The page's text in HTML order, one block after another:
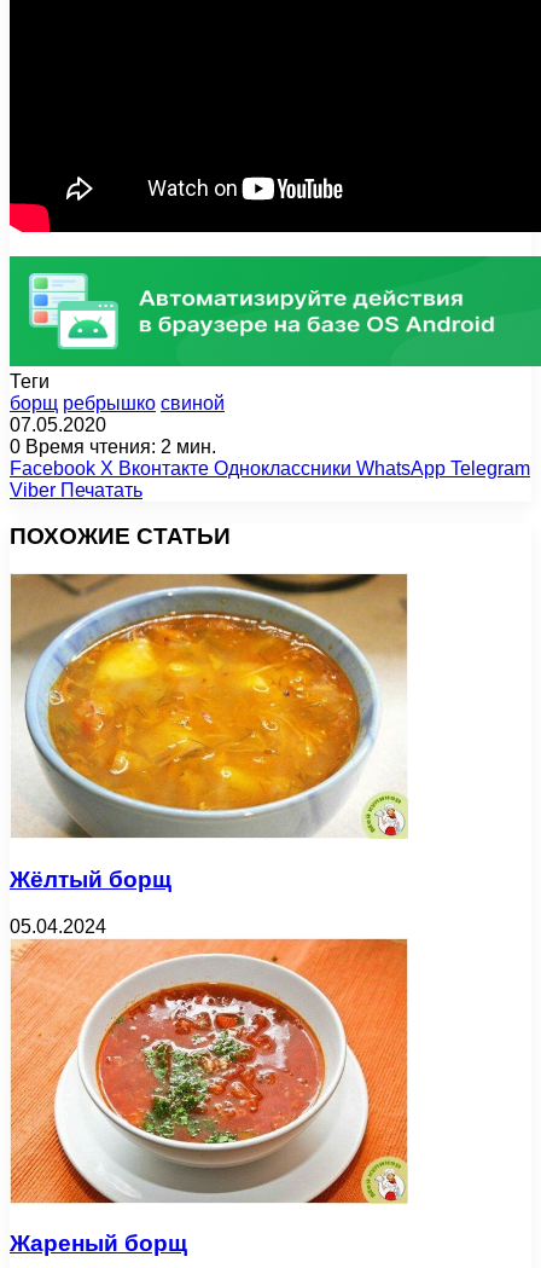
Теги
борщ ребрышко свиной
07.05.2020
0 Время чтения: 2 мин.
Facebook X Вконтакте Одноклассники WhatsApp Telegram
Viber Печатать
ПОХОЖИЕ СТАТЬИ
Жёлтый борщ
05.04.2024
Жареный борщ